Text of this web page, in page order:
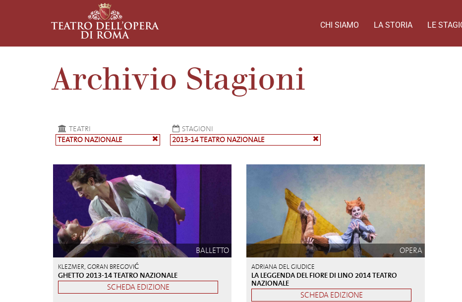
CHI SIAMO LA STORIA LE
Archivio Stagioni
TEATRI
TEATRO NAZIONALE
STAGIONI
2013-14 TEATRO NAZIONALE
BALLETTO
KLEZMER, GORAN BREGOVIĆ
GHETTO 2013-14 TEATRO NAZIONALE
SCHEDA EDIZIONE
OPERA
ADRIANA DEL GIUDICE
LA LEGGENDA DEL FIORE DI LINO 2014 TEATRO
NAZIONALE
SCHEDA EDIZIONE